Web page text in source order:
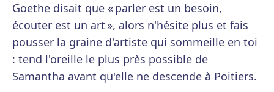
Goethe disait que « parler est un besoin,
écouter est un art », alors n'hésite plus et fais
pousser la graine d'artiste qui sommeille en toi
: tend l'oreille le plus près possible de
Samantha avant qu'elle ne descende à Poitiers.